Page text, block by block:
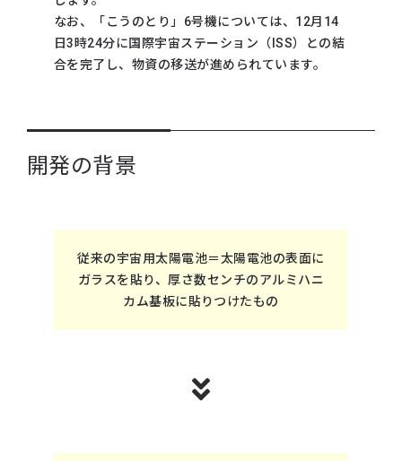
なお、「こうのとり」6号機については、12月14
日3時24分に国際宇宙ステーション（ISS）との結
合を完了し、物資の移送が進められています。
開発の背景
従来の宇宙用太陽電池＝太陽電池の表面に
ガラスを貼り、厚さ数センチのアルミハニ
カム基板に貼りつけたもの